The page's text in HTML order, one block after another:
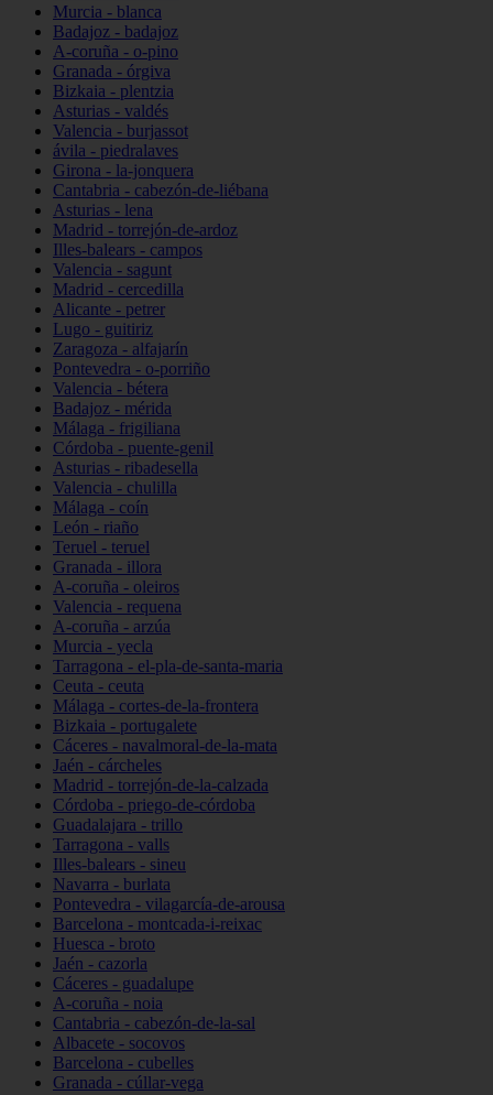
Murcia - blanca
Badajoz - badajoz
A-coruña - o-pino
Granada - órgiva
Bizkaia - plentzia
Asturias - valdés
Valencia - burjassot
ávila - piedralaves
Girona - la-jonquera
Cantabria - cabezón-de-liébana
Asturias - lena
Madrid - torrejón-de-ardoz
Illes-balears - campos
Valencia - sagunt
Madrid - cercedilla
Alicante - petrer
Lugo - guitiriz
Zaragoza - alfajarín
Pontevedra - o-porriño
Valencia - bétera
Badajoz - mérida
Málaga - frigiliana
Córdoba - puente-genil
Asturias - ribadesella
Valencia - chulilla
Málaga - coín
León - riaño
Teruel - teruel
Granada - illora
A-coruña - oleiros
Valencia - requena
A-coruña - arzúa
Murcia - yecla
Tarragona - el-pla-de-santa-maria
Ceuta - ceuta
Málaga - cortes-de-la-frontera
Bizkaia - portugalete
Cáceres - navalmoral-de-la-mata
Jaén - cárcheles
Madrid - torrejón-de-la-calzada
Córdoba - priego-de-córdoba
Guadalajara - trillo
Tarragona - valls
Illes-balears - sineu
Navarra - burlata
Pontevedra - vilagarcía-de-arousa
Barcelona - montcada-i-reixac
Huesca - broto
Jaén - cazorla
Cáceres - guadalupe
A-coruña - noia
Cantabria - cabezón-de-la-sal
Albacete - socovos
Barcelona - cubelles
Granada - cúllar-vega